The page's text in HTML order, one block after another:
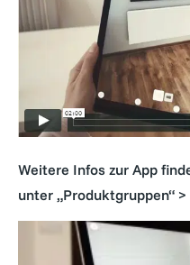
Weitere Infos zur App
unter „Produktgruppen“ >